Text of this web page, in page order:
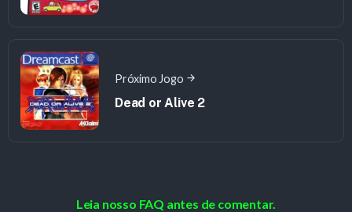
Próximo Jogo
Dead or Alive 2
Leia nosso FAQ antes de comentar.